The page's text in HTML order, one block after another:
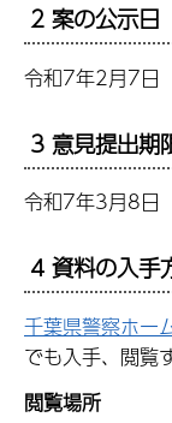
2 案の公示日
令和7年2月7日
3 意見提出期
令和7年3月8日
4 資料の入手
千葉県警察ホー
でも入手、閲覧
閲覧場所